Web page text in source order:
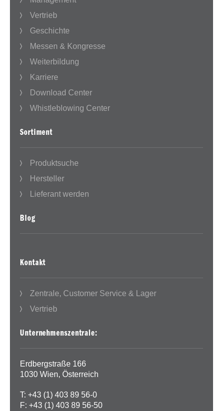
Vertrieb
Geschichte
Messen & Kongresse
Weiterbildung
Karriere
Download Center
Whistleblowing Center
Sortiment
Produktsuche
Hersteller
Lieferant werden
Blog
Kontakt
Zentrale, Customer Service & Lager
Vertrieb
Unternehmenszentrale:
Erdbergstraße 166
1030 Wien, Österreich
T: +43 (1) 403 89 56-0
F: +43 (1) 403 89 56-50